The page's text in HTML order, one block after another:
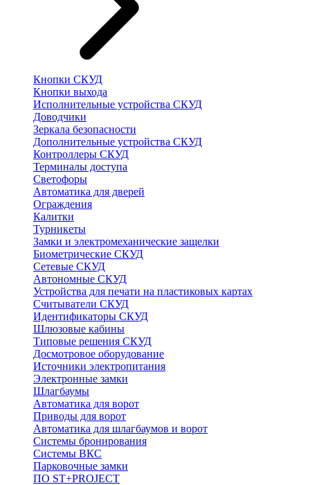
Кнопки СКУД
Кнопки выхода
Исполнительные устройства СКУД
Доводчики
Зеркала безопасности
Дополнительные устройства СКУД
Контроллеры СКУД
Терминалы доступа
Светофоры
Автоматика для дверей
Ограждения
Калитки
Турникеты
Замки и электромеханические защелки
Биометрические СКУД
Сетевые СКУД
Автономные СКУД
Устройства для печати на пластиковых картах
Считыватели СКУД
Идентификаторы СКУД
Шлюзовые кабины
Типовые решения СКУД
Досмотровое оборудование
Источники электропитания
Электронные замки
Шлагбаумы
Автоматика для ворот
Приводы для ворот
Автоматика для шлагбаумов и ворот
Системы бронирования
Системы ВКС
Парковочные замки
ПО ST+PROJECT